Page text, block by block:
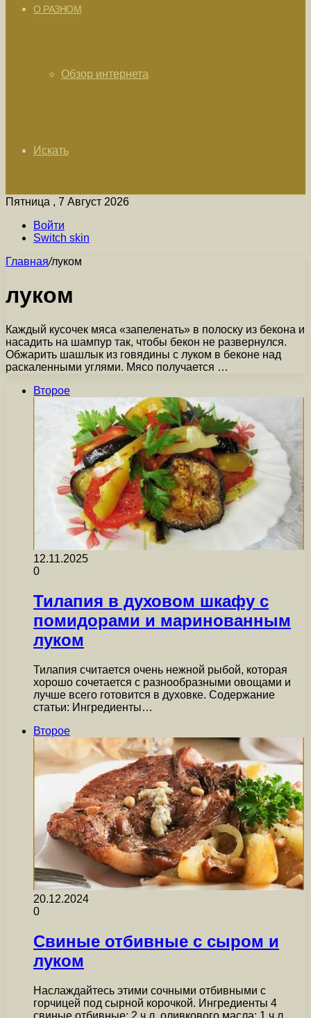
О РАЗНОМ
Обзор интернета
Искать
Пятница , 7 Август 2026
Войти
Switch skin
Главная/луком
луком
Каждый кусочек мяса «запеленать» в полоску из бекона и
насадить на шампур так, чтобы бекон не развернулся.
Обжарить шашлык из говядины с луком в беконе над
раскаленными углями. Мясо получается …
Второе
12.11.2025
0
Тилапия в духовом шкафу с
помидорами и маринованным
луком
Тилапия считается очень нежной рыбой, которая
хорошо сочетается с разнообразными овощами и
лучше всего готовится в духовке. Содержание
статьи: Ингредиенты…
Второе
20.12.2024
0
Свиные отбивные с сыром и
луком
Наслаждайтесь этими сочными отбивными с
горчицей под сырной корочкой. Ингредиенты 4
свиные отбивные; 2 ч.л. оливкового масла; 1 ч.л.